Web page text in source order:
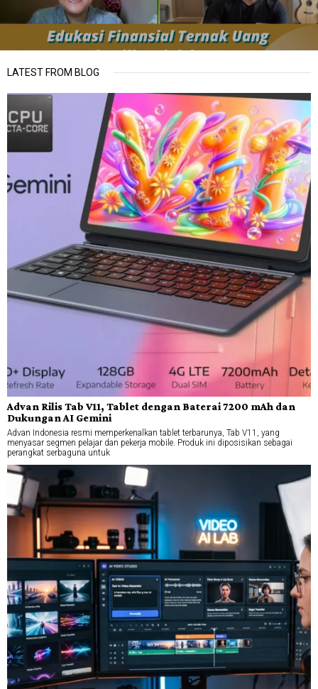
LATEST FROM BLOG
Advan Rilis Tab V11, Tablet dengan Baterai 7200 mAh dan
Dukungan AI Gemini
Advan Indonesia resmi memperkenalkan tablet terbarunya, Tab V11, yang
menyasar segmen pelajar dan pekerja mobile. Produk ini diposisikan sebagai
perangkat serbaguna untuk